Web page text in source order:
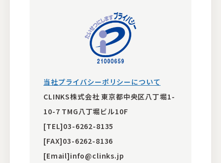
当社プライバシーポリシーについて
CLINKS株式会社 東京都中央区八丁堀1-
10-7 TMG八丁堀ビル10F
[TEL]03-6262-8135
[FAX]03-6262-8136
[Email]info@clinks.jp